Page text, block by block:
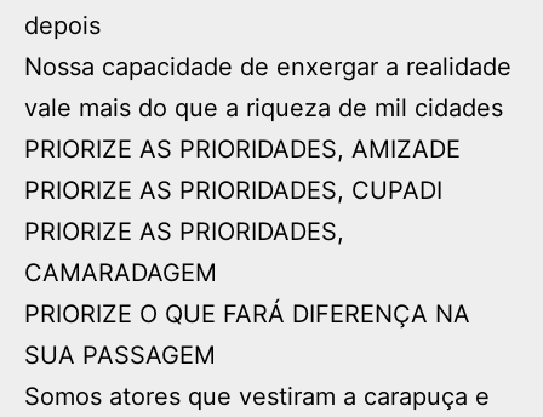
depois
Nossa capacidade de enxergar a realidade
vale mais do que a riqueza de mil cidades
PRIORIZE AS PRIORIDADES, AMIZADE
PRIORIZE AS PRIORIDADES, CUPADI
PRIORIZE AS PRIORIDADES,
CAMARADAGEM
PRIORIZE O QUE FARÁ DIFERENÇA NA
SUA PASSAGEM
Somos atores que vestiram a carapuça e